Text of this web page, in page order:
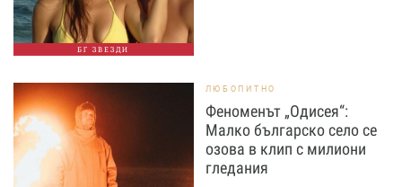
БГ ЗВЕЗДИ
ЛЮБОПИТНО
Феноменът „Одисея“:
Малко българско село се
озова в клип с милиони
гледания